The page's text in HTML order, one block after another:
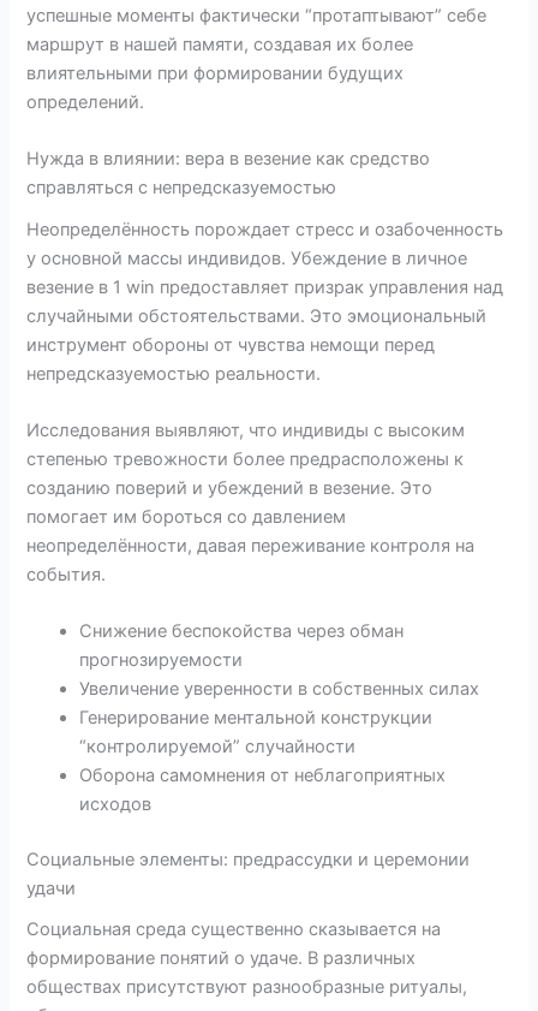
успешные моменты фактически “протаптывают” себе
маршрут в нашей памяти, создавая их более
влиятельными при формировании будущих
определений.
Нужда в влиянии: вера в везение как средство
справляться с непредсказуемостью
Неопределённость порождает стресс и озабоченность
у основной массы индивидов. Убеждение в личное
везение в 1 win предоставляет призрак управления над
случайными обстоятельствами. Это эмоциональный
инструмент обороны от чувства немощи перед
непредсказуемостью реальности.
Исследования выявляют, что индивиды с высоким
степенью тревожности более предрасположены к
созданию поверий и убеждений в везение. Это
помогает им бороться со давлением
неопределённости, давая переживание контроля на
события.
Снижение беспокойства через обман
прогнозируемости
Увеличение уверенности в собственных силах
Генерирование ментальной конструкции
“контролируемой” случайности
Оборона самомнения от неблагоприятных
исходов
Социальные элементы: предрассудки и церемонии
удачи
Социальная среда существенно сказывается на
формирование понятий о удаче. В различных
обществах присутствуют разнообразные ритуалы,